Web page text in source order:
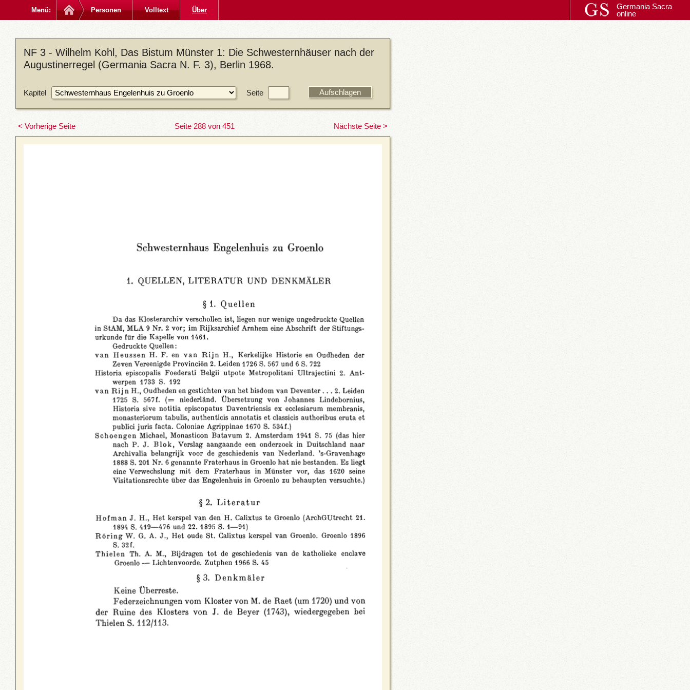
Menü: Personen Volltext Über
Germania Sacra
online
NF 3 - Wilhelm Kohl, Das Bistum Münster 1: Die Schwesternhäuser nach der
Augustinerregel (Germania Sacra N. F. 3), Berlin 1968.
Kapitel Seite
< Vorherige Seite Seite 288 von 451 Nächste Seite >